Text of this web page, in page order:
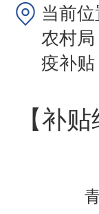
当前位
农村局
疫补贴
【补